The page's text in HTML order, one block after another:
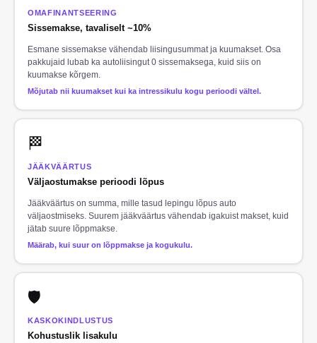
OMAFINANTSEERING
Sissemakse, tavaliselt ~10%
Esmane sissemakse vähendab liisingusummat ja kuumakset. Osa
pakkujaid lubab ka autoliisingut 0 sissemaksega, kuid siis on
kuumakse kõrgem.
Mõjutab nii kuumakset kui ka intressikulu kogu perioodi vältel.
🏁
JÄÄKVÄÄRTUS
Väljaostumakse perioodi lõpus
Jääkväärtus on summa, mille tasud lepingu lõpus auto
väljaostmiseks. Suurem jääkväärtus vähendab igakuist makset, kuid
jätab suure lõppmakse.
Määrab, kui suur on lõppmakse ja kogukulu.
🛡️
KASKOKINDLUSTUS
Kohustuslik lisakulu